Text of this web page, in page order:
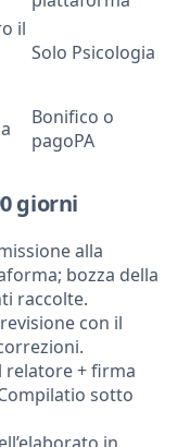
il
Solo Psicologia
Bonifico o
pagoPA
giorni
alla
bozza della
raccolte.
con il
relatore + firma
sotto